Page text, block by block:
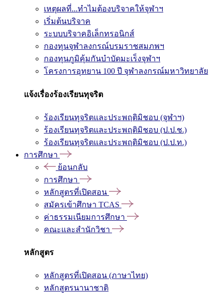
เหตุผลที่...ทำไมต้องบริจาคให้จุฬาฯ
เริ่มต้นบริจาค
ระบบบริจาคอิเล็กทรอนิกส์
กองทุนจุฬาลงกรณ์บรมราชสมภพฯ
กองทุนภูมิคุ้มกันบำบัดมะเร็งจุฬาฯ
โครงการอุทยาน 100 ปี จุฬาลงกรณ์มหาวิทยาลัย
แจ้งเรื่องร้องเรียนทุจริต
ร้องเรียนทุจริตและประพฤติมิชอบ (จุฬาฯ)
ร้องเรียนทุจริตและประพฤติมิชอบ (ป.ป.ช.)
ร้องเรียนทุจริตและประพฤติมิชอบ (ป.ป.ท.)
การศึกษา
ย้อนกลับ
การศึกษา
หลักสูตรที่เปิดสอน
สมัครเข้าศึกษา TCAS
ค่าธรรมเนียมการศึกษา
คณะและสำนักวิชา
หลักสูตร
หลักสูตรที่เปิดสอน (ภาษาไทย)
หลักสูตรนานาชาติ